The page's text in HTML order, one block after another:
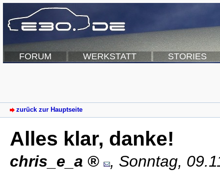
FORUM WERKSTATT STORIES
zurück zur Hauptseite
Alles klar, danke!
chris_e_a , Sonntag,